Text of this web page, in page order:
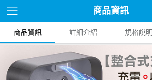
商品資訊
商品資訊 詳細介紹 規格說明